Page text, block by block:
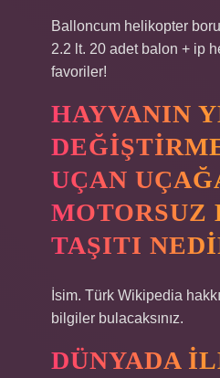
Balloncum helikopter
2.2 lt. 20 adet balon + ip
favoriler!
HAYVANIN
UÇAN
MOTORSUZ
TAŞITI
İsim. Türk Wikipedia
bilgiler bulacaksınız.
DÜNYADA